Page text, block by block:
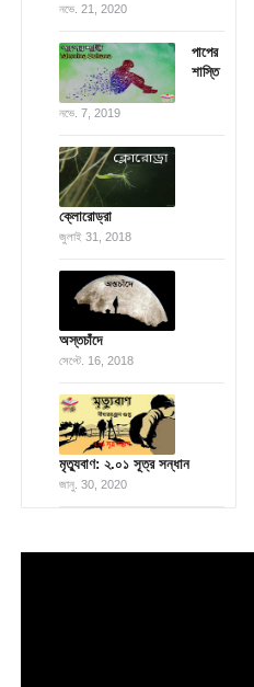
নভে. 21, 2020
পাপের
শাস্তি
নভে. 7, 2019
ক্লোরোড্রা
জুলাই 31, 2018
অস্তচাঁদে
সেপ্টে. 16, 2018
মৃত্যুবাণ: ২.০১ সূত্র সন্ধান
জানু. 30, 2020